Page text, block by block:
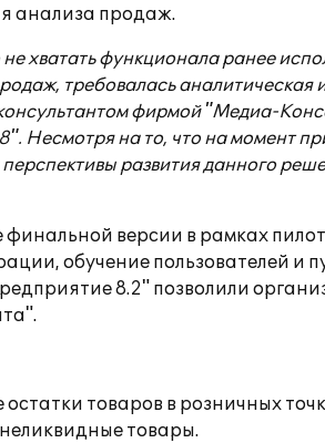
анализа продаж.
не хватать функционала ранее
требовалась аналитическая
фирмой "Медиа-
Несмотря на то, что на момент
развития данного
версии в рамках
обучение пользователей и
8.2" позволили
товаров в розничных
товары.